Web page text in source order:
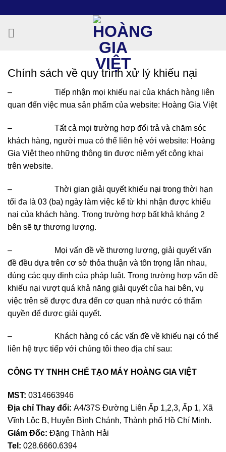
nội
Chính sách về quy trình xử lý khiếu nại
– Tiếp nhận mọi khiếu nại của khách hàng liên
quan đến việc mua sản phẩm của website: Hoàng Gia Việt
– Tất cả mọi trường hơp đổi trả và chăm sóc
khách hàng, người mua có thể liên hệ với website: Hoàng
Gia Việt theo những thông tin được niêm yết công khai
trên website.
– Thời gian giải quyết khiếu nại trong thời hạn
tối đa là 03 (ba) ngày làm việc kể từ khi nhận được khiếu
nại của khách hàng. Trong trường hợp bất khả kháng 2
bên sẽ tự thương lượng.
– Mọi vấn đề về thương lượng, giải quyết vấn
đề đều dựa trên cơ sở thỏa thuận và tôn trọng lẫn nhau,
đúng các quy định của pháp luật. Trong trường hợp vấn đề
khiếu nại vượt quá khả năng giải quyết của hai bên, vụ
việc trên sẽ được đưa đến cơ quan nhà nước có thẩm
quyền để được giải quyết.
– Khách hàng có các vấn đề về khiếu nại có thể
liên hệ trực tiếp với chúng tôi theo địa chỉ sau:
CÔNG TY TNHH CHẾ TẠO MÁY HOÀNG GIA VIỆT
MST: 0314663946
Địa chỉ Thay đổi: A4/37S Đường Liên Ấp 1,2,3, Ấp 1, Xã
Vĩnh Lộc B, Huyện Bình Chánh, Thành phố Hồ Chí Minh.
Giám Đốc: Đặng Thành Hải
Tel: 028.6660.6394